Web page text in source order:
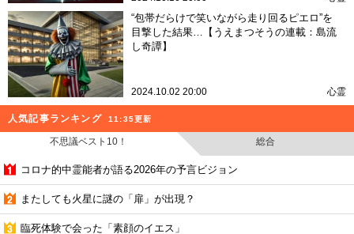
“包帯だらけで笑いながら走り回るピエロ”を
目撃した結果…【うえまつそうの連載：島流
し奇譚】
2024.10.02 20:00 心霊
人気記事ランキング 11:35更新
不思議ベスト10！ 総合
コロナ的中霊能者が語る2026年の予言ビジョン
またしても火星に謎の「扉」が出現？
臨死体験で会った「素顔のイエス」